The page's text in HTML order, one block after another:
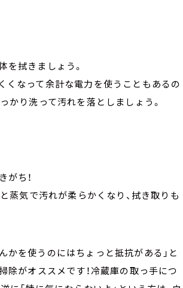
拭きましょう。
なって余計な電力を使うこともあるの
かり洗って汚れを落としましょう。
ち！
蒸気で汚れが柔らかくなり、拭き取りも
かを使うのにはちょっと抵抗がある」と
除がオススメです！冷蔵庫の取っ手につ